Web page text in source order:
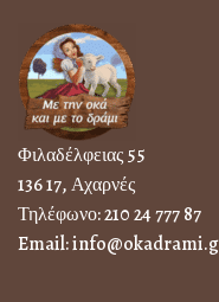
Φιλαδέλφειας 55
136 17, Αχαρνές
Τηλέφωνο:210 24 777 87
Email: